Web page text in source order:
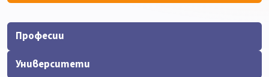
Професии
Университети